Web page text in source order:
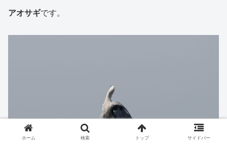
アオサギです。
ホーム 検索 トップ サイドバー